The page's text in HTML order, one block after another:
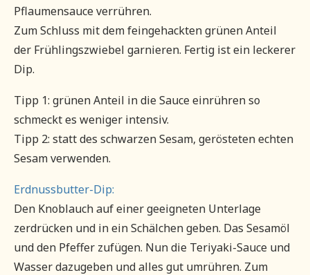
Pflaumensauce verrühren.
Zum Schluss mit dem feingehackten grünen Anteil
der Frühlingszwiebel garnieren. Fertig ist ein leckerer
Dip.
Tipp 1: grünen Anteil in die Sauce einrühren so
schmeckt es weniger intensiv.
Tipp 2: statt des schwarzen Sesam, gerösteten echten
Sesam verwenden.
Erdnussbutter-Dip:
Den Knoblauch auf einer geeigneten Unterlage
zerdrücken und in ein Schälchen geben. Das Sesamöl
und den Pfeffer zufügen. Nun die Teriyaki-Sauce und
Wasser dazugeben und alles gut umrühren. Zum